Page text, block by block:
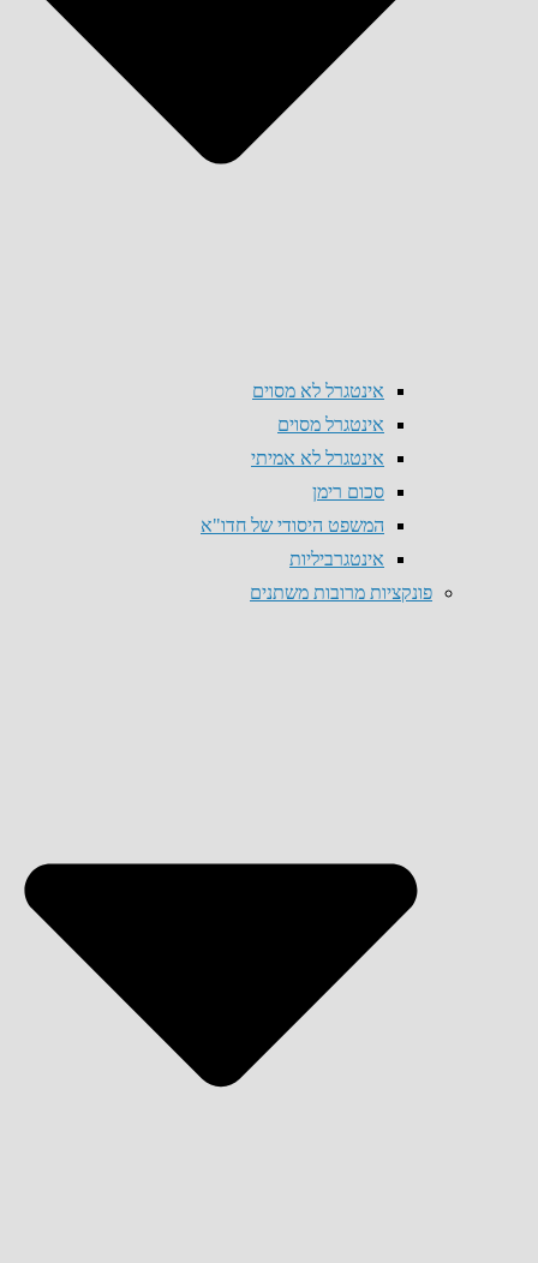
אינטגרל לא מסוים
אינטגרל מסוים
אינטגרל לא אמיתי
סכום רימן
המשפט היסודי של חדו"א
אינטגרביליות
פונקציות מרובות משתנים